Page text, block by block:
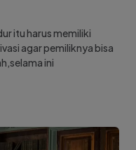
itu harus memiliki
agar pemiliknya bisa
ini